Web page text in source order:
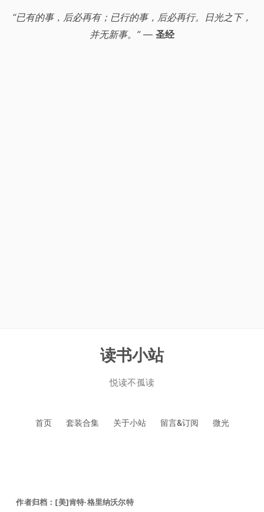
“已有的事，后必再有；已行的事，后必再行。日光之下，
并无新事。”— 圣经
读书小站
悦读不孤读
首页 套装合集 关于小站 留言&订阅 微光
作者归档： [美]肯特·格里纳沃尔特